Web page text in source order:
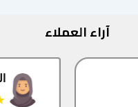
آراء العملاء